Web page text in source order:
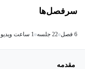
سرفصل‌ها
6 فصل 22 جلسه 1 ساعت ویدیو
مقدمه